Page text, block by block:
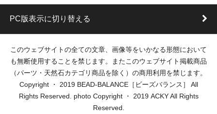
PC版表示に切り替える
このウェブサイトの全ての文章、画像等をいかなる形態において
も無断使用することを禁じます。またこのウェブサイト掲載商品
（パーツ・天然石カテゴリ商品を除く）の商用利用を禁じます。
Copyright ・ 2019 BEAD-BALANCE［ビーズバランス］ All
Rights Reserved. photo Copyright ・ 2019 ACKY All Rights
Reserved.